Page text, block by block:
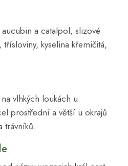
a catalpol, slizové
kyselina křemičitá,
vlhkých loukách u
prostřední a větší u okrajů
trávníků.